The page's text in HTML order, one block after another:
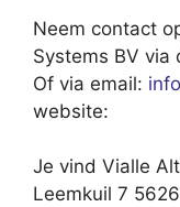
Neem contact
Systems BV
Of via email:
website:
Je vind Vialle
Leemkuil 7